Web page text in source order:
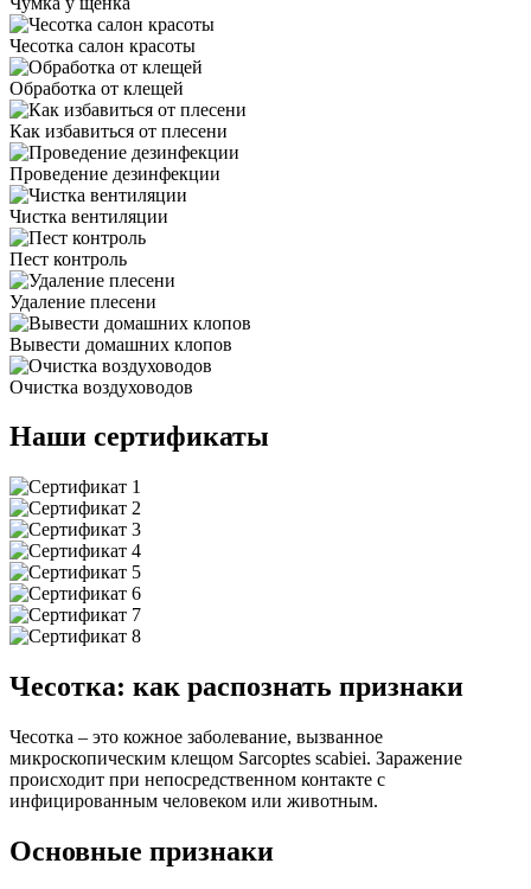
Чесотка салон красоты
Обработка от клещей
Как избавиться от плесени
Проведение дезинфекции
Чистка вентиляции
Пест контроль
Удаление плесени
Вывести домашних клопов
Очистка воздуховодов
Наши сертификаты
Чесотка: как распознать признаки
Чесотка – это кожное заболевание, вызванное
микроскопическим клещом Sarcoptes scabiei. Заражение
происходит при непосредственном контакте с
инфицированным человеком или животным.
Основные признаки